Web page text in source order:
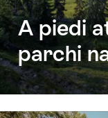
A piedi
parchi